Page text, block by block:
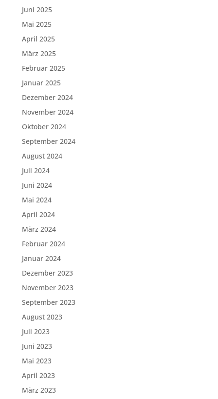
Juni 2025
Mai 2025
April 2025
März 2025
Februar 2025
Januar 2025
Dezember 2024
November 2024
Oktober 2024
September 2024
August 2024
Juli 2024
Juni 2024
Mai 2024
April 2024
März 2024
Februar 2024
Januar 2024
Dezember 2023
November 2023
September 2023
August 2023
Juli 2023
Juni 2023
Mai 2023
April 2023
März 2023